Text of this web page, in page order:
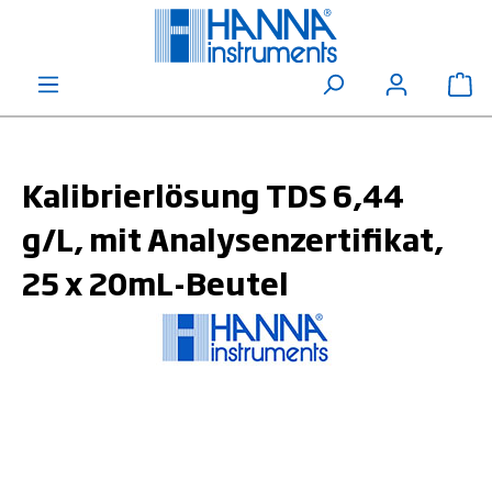
Kalibrierlösung TDS 6,44
g/L, mit Analysenzertifikat,
25 x 20mL-Beutel